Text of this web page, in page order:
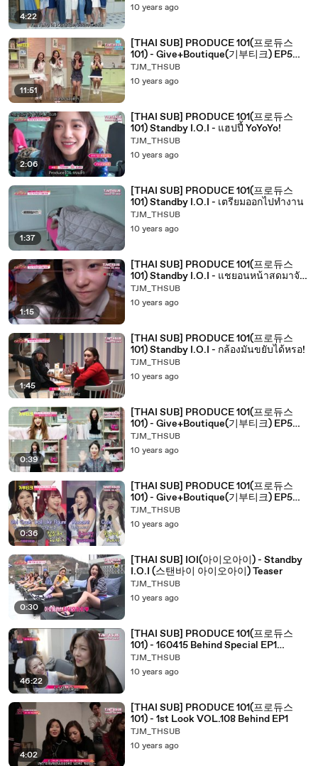
4:22
10 years ago
11:51
[THAI SUB] PRODUCE 101(프로듀스
101) - Give+Boutique(기부티크) EP5
Cut
TJM_THSUB
10 years ago
2:06
[THAI SUB] PRODUCE 101(프로듀스
101) Standby I.O.I - แฮปปี้ YoYoYo!
TJM_THSUB
10 years ago
1:37
[THAI SUB] PRODUCE 101(프로듀스
101) Standby I.O.I - เตรียมออกไปทำงาน
TJM_THSUB
10 years ago
1:15
[THAI SUB] PRODUCE 101(프로듀스
101) Standby I.O.I - แชยอนหน้าสดมาจัด
กระเป๋า
TJM_THSUB
10 years ago
1:45
[THAI SUB] PRODUCE 101(프로듀스
101) Standby I.O.I - กล้องมันขยับได้หรอ!
TJM_THSUB
10 years ago
0:39
[THAI SUB] PRODUCE 101(프로듀스
101) - Give+Boutique(기부티크) EP5
Preview 2
TJM_THSUB
10 years ago
0:36
[THAI SUB] PRODUCE 101(프로듀스
101) - Give+Boutique(기부티크) EP5
Preview 1
TJM_THSUB
10 years ago
0:30
[THAI SUB] IOI(아이오아이) - Standby
I.O.I (스탠바이 아이오아이) Teaser
TJM_THSUB
10 years ago
46:22
[THAI SUB] PRODUCE 101(프로듀스
101) - 160415 Behind Special EP1
(FULL)
TJM_THSUB
10 years ago
4:02
[THAI SUB] PRODUCE 101(프로듀스
101) - 1st Look VOL.108 Behind EP1
TJM_THSUB
10 years ago